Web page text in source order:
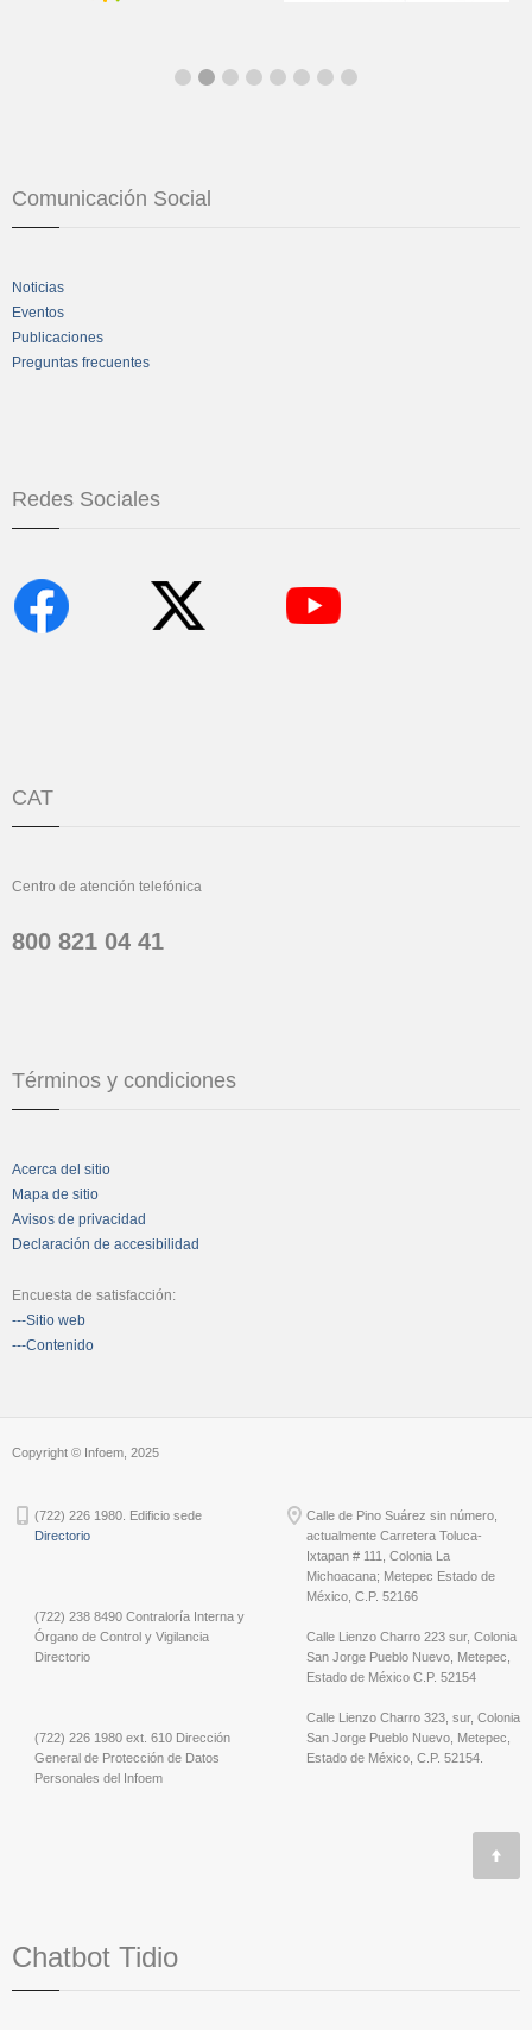
Comunicación Social
Noticias
Eventos
Publicaciones
Preguntas frecuentes
Redes Sociales
CAT
Centro de atención telefónica
800 821 04 41
Términos y condiciones
Acerca del sitio
Mapa de sitio
Avisos de privacidad
Declaración de accesibilidad
Encuesta de satisfacción:
---Sitio web
---Contenido
Copyright © Infoem, 2025
(722) 226 1980. Edificio sede
Directorio
(722) 238 8490 Contraloría Interna y
Órgano de Control y Vigilancia
Directorio
(722) 226 1980 ext. 610 Dirección
General de Protección de Datos
Personales del Infoem
Calle de Pino Suárez sin número,
actualmente Carretera Toluca-
Ixtapan # 111, Colonia La
Michoacana; Metepec Estado de
México, C.P. 52166
Calle Lienzo Charro 223 sur, Colonia
San Jorge Pueblo Nuevo, Metepec,
Estado de México C.P. 52154
Calle Lienzo Charro 323, sur, Colonia
San Jorge Pueblo Nuevo, Metepec,
Estado de México, C.P. 52154.
Chatbot Tidio